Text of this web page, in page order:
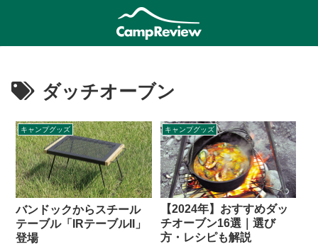
ダッチオーブン
キャンプグッズ
バンドックからスチール
テーブル「IRテーブルII」
登場
キャンプグッズ
【2024年】おすすめダッ
チオーブン16選｜選び
方・レシピも解説